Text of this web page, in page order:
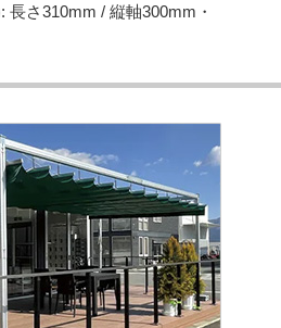
長さ310mm / 縦軸300mm・